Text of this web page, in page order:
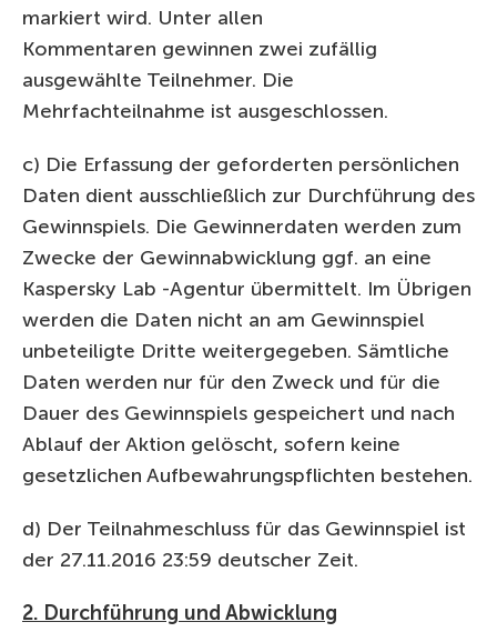
markiert wird. Unter allen
Kommentaren gewinnen zwei zufällig
ausgewählte Teilnehmer. Die
Mehrfachteilnahme ist ausgeschlossen.
c) Die Erfassung der geforderten persönlichen
Daten dient ausschließlich zur Durchführung des
Gewinnspiels. Die Gewinnerdaten werden zum
Zwecke der Gewinnabwicklung ggf. an eine
Kaspersky Lab -Agentur übermittelt. Im Übrigen
werden die Daten nicht an am Gewinnspiel
unbeteiligte Dritte weitergegeben. Sämtliche
Daten werden nur für den Zweck und für die
Dauer des Gewinnspiels gespeichert und nach
Ablauf der Aktion gelöscht, sofern keine
gesetzlichen Aufbewahrungspflichten bestehen.
d) Der Teilnahmeschluss für das Gewinnspiel ist
der 27.11.2016 23:59 deutscher Zeit.
2. Durchführung und Abwicklung